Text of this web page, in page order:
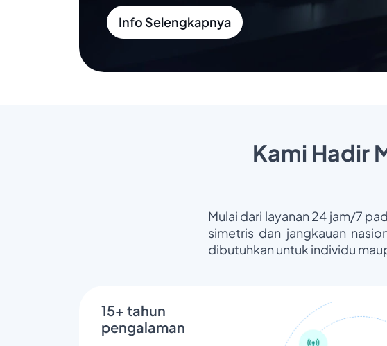
Info Selengkapnya
Kami Hadir
Mulai dari layanan 24 jam/7
simetris dan jangkauan
dibutuhkan untuk individu
15+ tahun
pengalaman